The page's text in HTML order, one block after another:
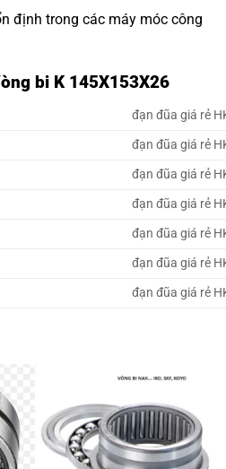
định trong các máy móc công
bi K 145X153X26
đạn đũa giá rẻ
đạn đũa giá rẻ
đạn đũa giá rẻ
đạn đũa giá rẻ
đạn đũa giá rẻ
đạn đũa giá rẻ
đạn đũa giá rẻ